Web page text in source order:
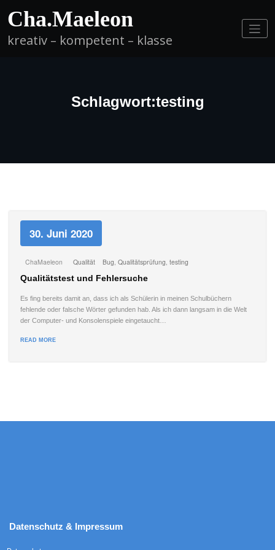
zum
InhaltCha.Maeleon
kreativ – kompetent – klasse
Schlagwort:testing
30. Juni 2020
ChaMaeleon Qualität Bug, Qualitätsprüfung, testing
Qualitätstest und Fehlersuche
Es fing bereits damit an, dass ich als Schülerin in meinen Schulbüchern
fehlende oder falsche Wörter gefunden hab. Als ich dann langsam in die Welt
der Computer- und Konsolenspiele eingetaucht…
READ MORE
Datenschutz & Impressum